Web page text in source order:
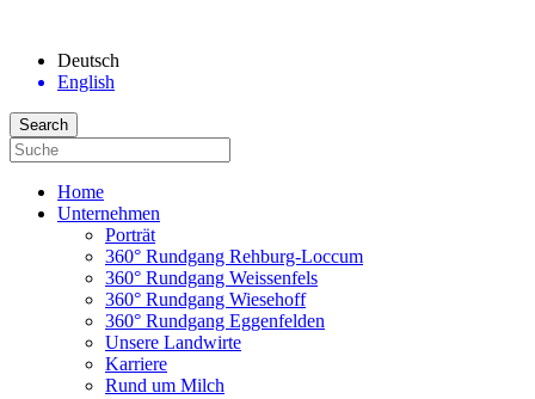
Deutsch
English
Home
Unternehmen
Porträt
360° Rundgang Rehburg-Loccum
360° Rundgang Weissenfels
360° Rundgang Wiesehoff
360° Rundgang Eggenfelden
Unsere Landwirte
Karriere
Rund um Milch